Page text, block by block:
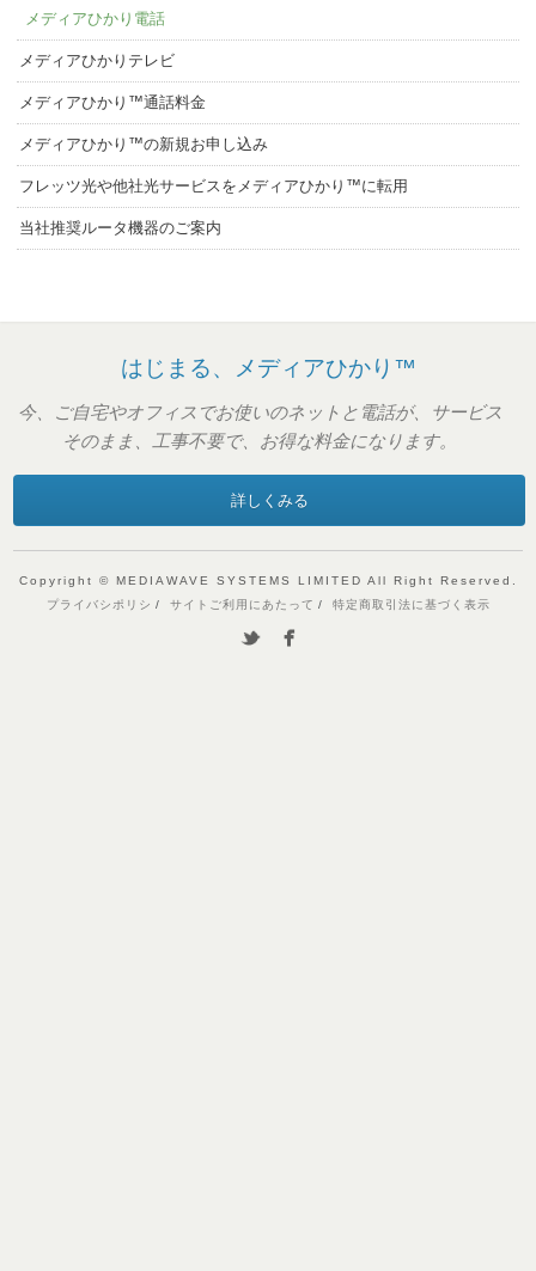
メディアひかり電話
メディアひかりテレビ
メディアひかり™通話料金
メディアひかり™の新規お申し込み
フレッツ光や他社光サービスをメディアひかり™に転用
当社推奨ルータ機器のご案内
はじまる、メディアひかり™
今、ご自宅やオフィスでお使いのネットと電話が、サービス
そのまま、工事不要で、お得な料金になります。
詳しくみる
Copyright © MEDIAWAVE SYSTEMS LIMITED All Right Reserved.
プライバシポリシ
サイトご利用にあたって 特定商取引法に基づく表示